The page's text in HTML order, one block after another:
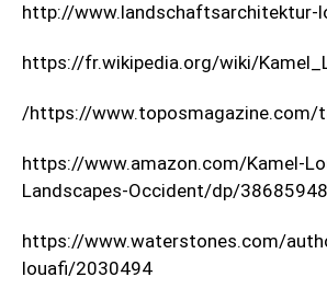
http://www.landschaftsarchitektur-
https://fr.wikipedia.org/wiki/
https://www.toposmagazine.com/
https://www.amazon.com/Kamel-
Landscapes-Occident/dp/
https://www.waterstones.com/
louafi/2030494